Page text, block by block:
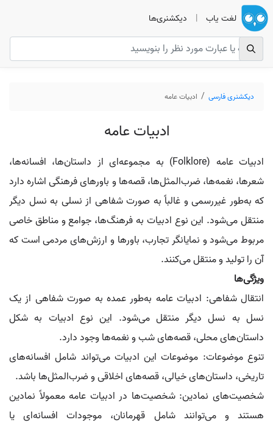
لغت یاب | دیکشنری‌ها
دیکشنری فارسی ادبیات عامه
ادبیات عامه
ادبیات عامه (Folklore) به مجموعه‌ای از داستان‌ها، افسانه‌ها،
شعرها، نغمه‌ها، ضرب‌المثل‌ها، قصه‌ها و باورهای فرهنگی اشاره دارد
که به‌طور غیررسمی و غالباً به صورت شفاهی از نسلی به نسل دیگر
منتقل می‌شود. این نوع ادبیات به فرهنگ‌ها، جوامع و مناطق خاصی
مربوط می‌شود و نمایانگر تجارب، باورها و ارزش‌های مردمی است که
آن را تولید و منتقل می‌کنند.
ویژگی‌ها
انتقال شفاهی: ادبیات عامه به‌طور عمده به صورت شفاهی از یک
نسل به نسل دیگر منتقل می‌شود. این نوع ادبیات به شکل
داستان‌های محلی، قصه‌های شب و نغمه‌ها وجود دارد.
تنوع موضوعات: موضوعات این ادبیات می‌تواند شامل افسانه‌های
تاریخی، داستان‌های خیالی، قصه‌های اخلاقی و ضرب‌المثل‌ها باشد.
شخصیت‌های نمادین: شخصیت‌ها در ادبیات عامه معمولاً نمادین
هستند و می‌توانند شامل قهرمانان، موجودات افسانه‌ای یا